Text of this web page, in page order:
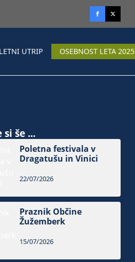
UTRIP OSEBNOST LETA 2025
še ...
Poletna festivala v
Dragatušu in Vinici
22/07/2026
Praznik Občine
Žužemberk
15/07/2026